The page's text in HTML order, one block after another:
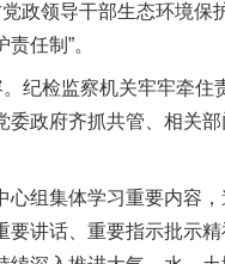
领导干部生态环境保
任制”。
检监察机关牢牢牵住
政府齐抓共管、相关
集体学习重要内容，
讲话、重要指示批示